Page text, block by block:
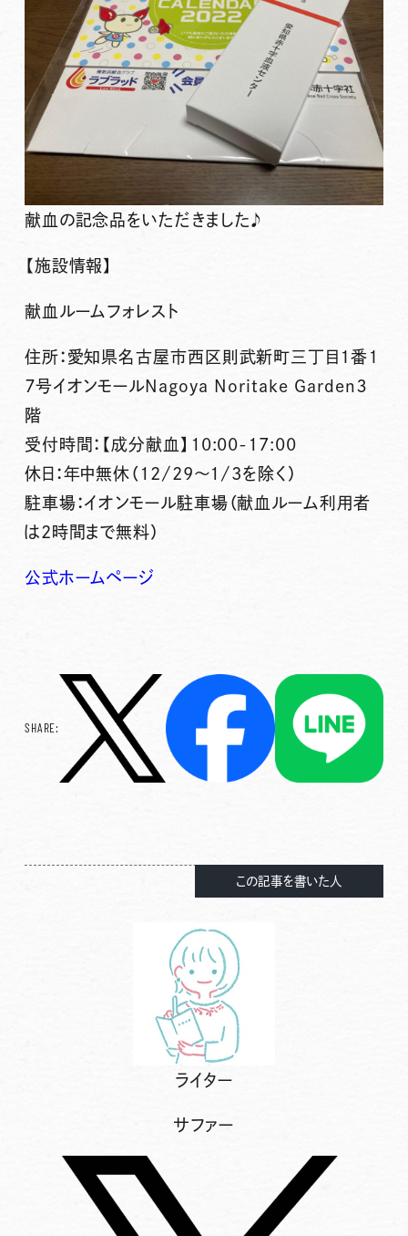
献血の記念品をいただきました♪
【施設情報】
献血ルームフォレスト
住所：愛知県名古屋市西区則武新町三丁目１番１
７号イオンモールNagoya Noritake Garden３
階
受付時間：【成分献血】10:00-17:00
休日：年中無休（12/29～1/3を除く）
駐車場：イオンモール駐車場（献血ルーム利用者
は2時間まで無料）
公式ホームページ
SHARE:
この記事を書いた人
ライター
サファー